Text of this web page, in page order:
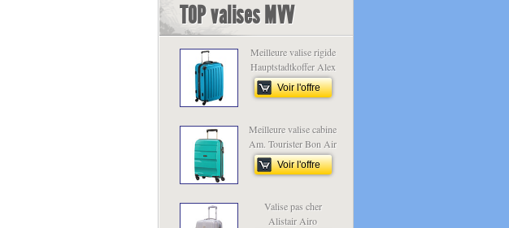
TOP valises MVV
Meilleure valise rigide
Hauptstadtkoffer Alex
Voir l'offre
Meilleure valise cabine
Am. Tourister Bon Air
Voir l'offre
Valise pas cher
Alistair Airo